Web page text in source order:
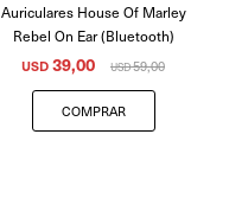
Auriculares House Of Marley
Rebel On Ear (Bluetooth)
USD39,00 USD59,00